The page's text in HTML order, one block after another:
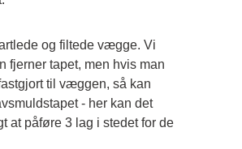
og filtede vægge. Vi
fjerner tapet, men hvis man
til væggen, så kan
- her kan det
påføre 3 lag i stedet for de